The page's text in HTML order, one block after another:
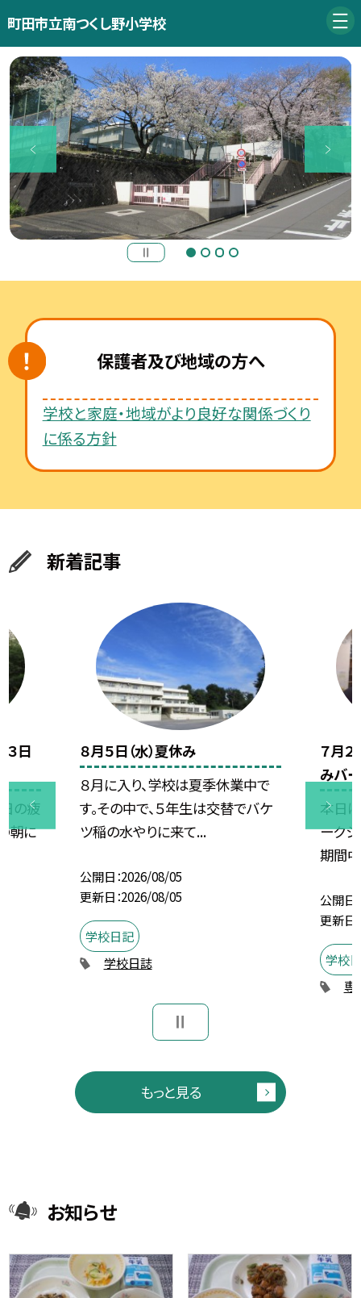
町田市立南つくし野小学校
保護者及び地域の方へ
学校と家庭・地域がより良好な関係づくり
に係る方針
新着記事
３日
の疲
朝に
８月５日（水）夏休み
８月に入り、学校は夏季休業中で
す。その中で、５年生は交替でバケ
ツ稲の水やりに来て...
公開日 2026/08/05
更新日 2026/08/05
学校日記
学校日誌
７月
みバ
本日
ーク
期間
公開日
更新日
学校
専
もっと見る
お知らせ